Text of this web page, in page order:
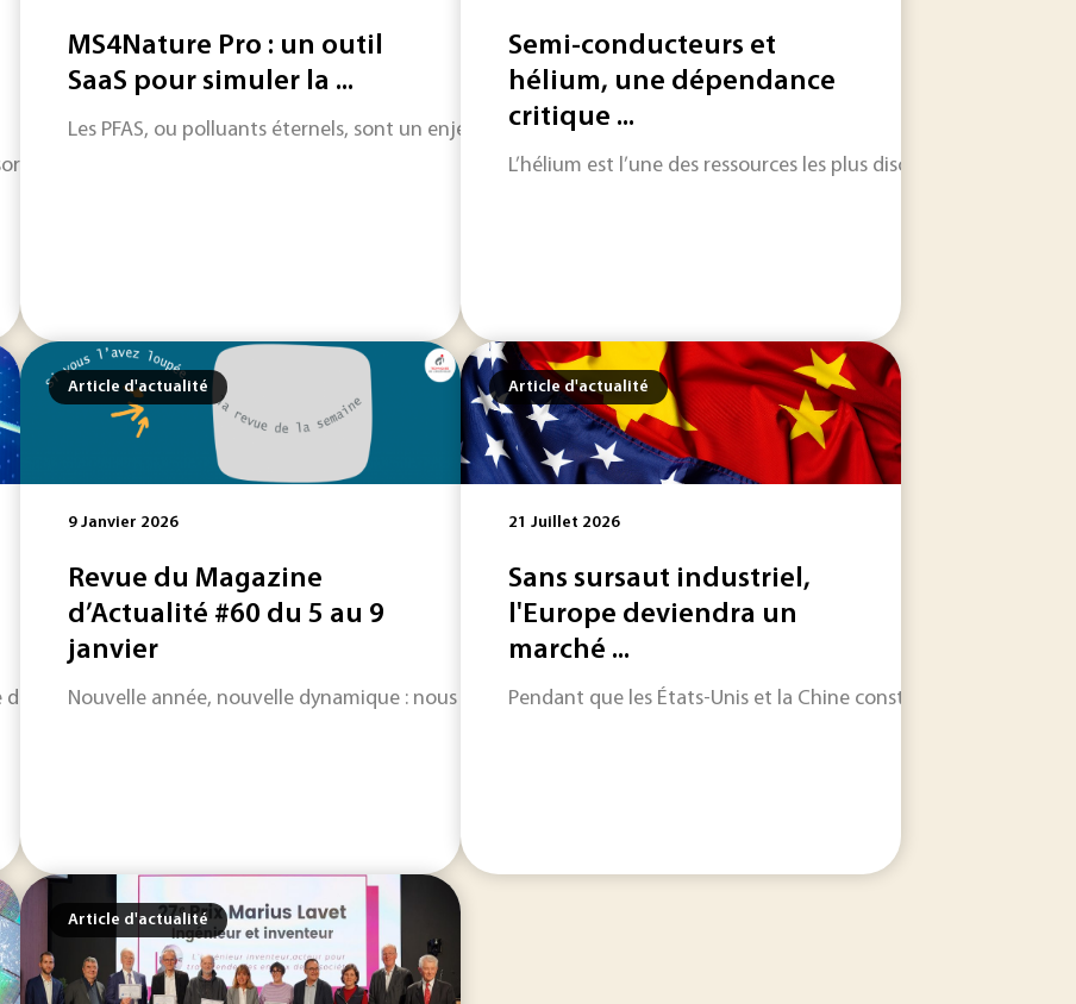
dans sa phase la plus délicate, celle de l’usage réel. Pour les entreprises, l’enjeu n’est plus seulement de...
MS4Nature Pro : un outil
SaaS pour simuler la ...
Les PFAS, ou polluants éternels, sont un enjeu majeur pour la santé et l’environnement, en Europe comme
Semi-conducteurs et
hélium, une dépendance
critique ...
L’hélium est l’une des ressources les plus discrètes de
du 30 mars au 2 avril, à Paris Nord Villepinte. Après une édition 2025 sous le signe de la combativité,...
Article d'actualité
9 Janvier 2026
Revue du Magazine
d’Actualité #60 du 5 au 9
janvier
Nouvelle année, nouvelle dynamique : nous vous adressons nos meilleurs vœux pour 2026, que nous espérons
Article d'actualité
21 Juillet 2026
Sans sursaut industriel,
l'Europe deviendra un
marché ...
Pendant que les États-Unis et la Chine construisent des
Article d'actualité